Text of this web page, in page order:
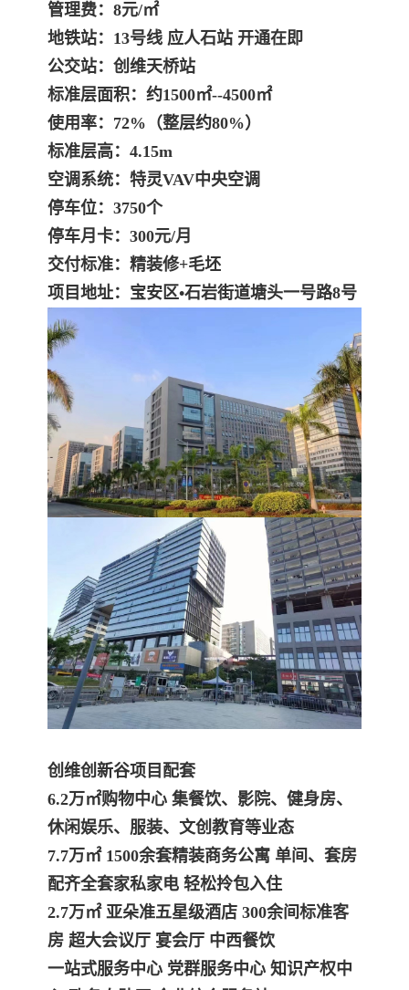
管理费：8元/㎡
地铁站：13号线 应人石站 开通在即
公交站：创维天桥站
标准层面积：约1500㎡--4500㎡
使用率：72%（整层约80%）
标准层高：4.15m
空调系统：特灵VAV中央空调
停车位：3750个
停车月卡：300元/月
交付标准：精装修+毛坯
项目地址：宝安区•石岩街道塘头一号路8号
创维创新谷项目配套
6.2万㎡购物中心 集餐饮、影院、健身房、
休闲娱乐、服装、文创教育等业态
7.7万㎡ 1500余套精装商务公寓 单间、套房
配齐全套家私家电 轻松拎包入住
2.7万㎡ 亚朵准五星级酒店 300余间标准客
房 超大会议厅 宴会厅 中西餐饮
一站式服务中心 党群服务中心 知识产权中